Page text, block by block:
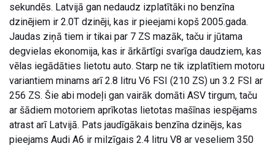
sekundēs. Latvijā gan nedaudz izplatītāki no benzīna
dzinējiem ir 2.0T dzinēji, kas ir pieejami kopš 2005.gada.
Jaudas ziņā tiem ir tikai par 7 ZS mazāk, taču ir jūtama
degvielas ekonomija, kas ir ārkārtīgi svarīga daudziem, kas
vēlas iegādāties lietotu auto. Starp ne tik izplatītiem motoru
variantiem minams arī 2.8 litru V6 FSI (210 ZS) un 3.2 FSI ar
256 ZS. Šie abi modeļi gan vairāk domāti ASV tirgum, taču
ar šādiem motoriem aprīkotas lietotas mašīnas iespējams
atrast arī Latvijā. Pats jaudīgākais benzīna dzinējs, kas
pieejams Audi A6 ir milzīgais 2.4 litru V8 ar veseliem 350